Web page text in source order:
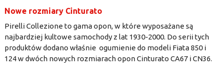
Nowe rozmiary Cinturato
Pirelli Collezione to gama opon, w które wyposażane są
najbardziej kultowe samochody z lat 1930-2000. Do serii tych
produktów dodano właśnie ogumienie do modeli Fiata 850 i
124 w dwóch nowych rozmiarach opon Cinturato CA67 i CN36.